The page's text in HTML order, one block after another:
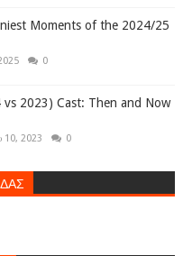
Moments of the 2024/25
0
vs 2023) Cast: Then and Now
10, 2023 0